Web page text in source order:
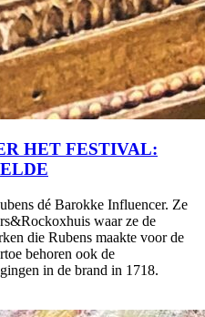
HET FESTIVAL:
dé Barokke Influencer. Ze
waar ze de
die Rubens maakte voor de
behoren ook de
in de brand in 1718.